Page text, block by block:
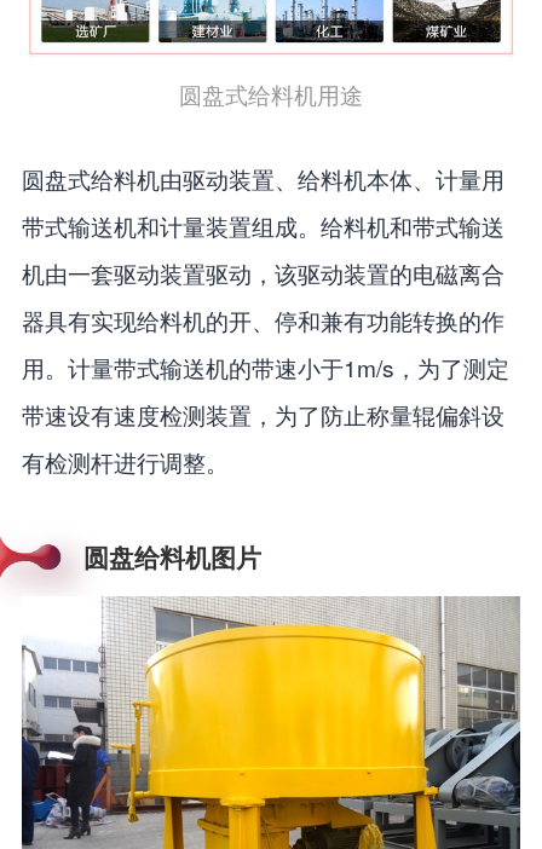
圆盘式给料机用途
圆盘式给料机由驱动装置、给料机本体、计量用
带式输送机和计量装置组成。给料机和带式输送
机由一套驱动装置驱动，该驱动装置的电磁离合
器具有实现给料机的开、停和兼有功能转换的作
用。计量带式输送机的带速小于1m/s，为了测定
带速设有速度检测装置，为了防止称量辊偏斜设
有检测杆进行调整。
圆盘给料机图片